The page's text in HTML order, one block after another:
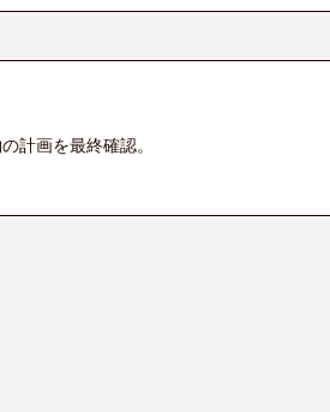
計画を最終確認。